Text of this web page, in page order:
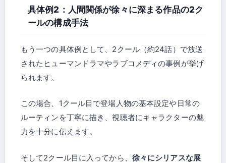
具体例2：人間関係が徐々に深まる作品の2ク
ールの構成手法
もう一つの具体例として、2クール（約24話）で放送
されたヒューマンドラマやラブコメディの事例が挙げ
られます。
この場合、1クール目で登場人物の基本設定や日常の
ルーティンを丁寧に描き、視聴者にキャラクターの魅
力を十分に伝えます。
そして2クール目に入ってから、 徐々にシリアスな展